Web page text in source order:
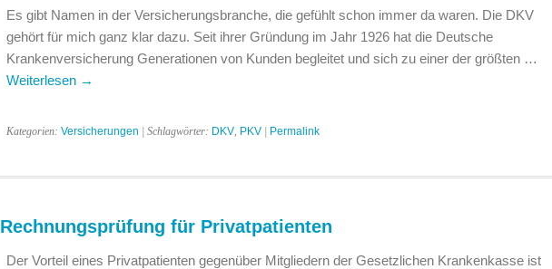
Es gibt Namen in der Versicherungsbranche, die gefühlt schon immer da waren. Die DKV
gehört für mich ganz klar dazu. Seit ihrer Gründung im Jahr 1926 hat die Deutsche
Krankenversicherung Generationen von Kunden begleitet und sich zu einer der größten …
Weiterlesen →
Kategorien: Versicherungen | Schlagwörter: DKV, PKV| Permalink
Rechnungsprüfung für Privatpatienten
Der Vorteil eines Privatpatienten gegenüber Mitgliedern der Gesetzlichen Krankenkasse ist